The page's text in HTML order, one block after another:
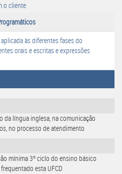
o cliente
às diferentes fases do
orais e escritas e expressões
da língua inglesa, na comunicação
no processo de atendimento
mínima 3º ciclo do ensino básico
esta UFCD